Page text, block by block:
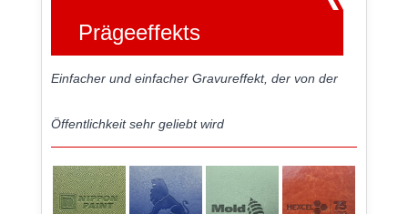
Prägeeffekts
Einfacher und einfacher Gravureffekt, der von der
Öffentlichkeit sehr geliebt wird